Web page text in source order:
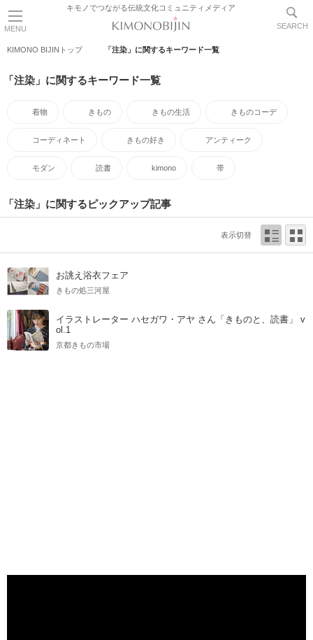
MENU
キモノでつながる伝統文化コミュニティメディア
SEARCH
KIMONO BIJINトップ 「注染」に関するキーワード一覧
「注染」に関するキーワード一覧
着物 きもの きもの生活 きものコーデ
コーディネート きもの好き アンティーク
モダン 読書 kimono 帯
「注染」に関するピックアップ記事
表示切替
お誂え浴衣フェア
きもの処三河屋
イラストレーター ハセガワ・アヤ さん「きものと、読書」 v
ol.1
京都きもの市場